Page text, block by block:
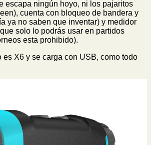
escapa ningún hoyo, ni los pajaritos
cuenta con bloqueo de bandera y
ya no saben que inventar) y medidor
solo lo podrás usar en partidos
esta prohibido).
es X6 y se carga con USB, como todo